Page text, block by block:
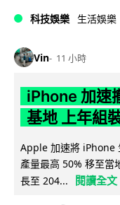
科技娛樂 生活娛樂
Vin 11 小時
iPhone 加速
基地 上年組
Apple 加速將 iPhone
產量最高 50% 移至當
長至 204...
閱讀全文